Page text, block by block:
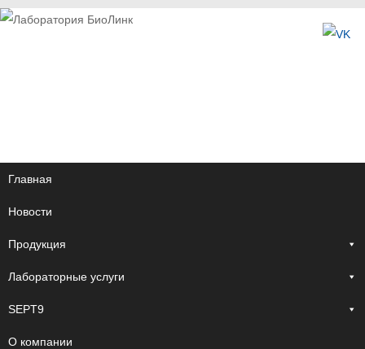
Главная
Новости
Продукция
Лабораторные услуги
SEPT9
О компании